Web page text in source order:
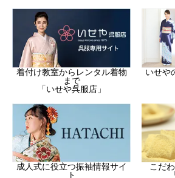
着付け教室からレンタル着物
まで
「いせや呉服店」
いせや
成人式に役立つ振袖情報サイ
ト
こだ